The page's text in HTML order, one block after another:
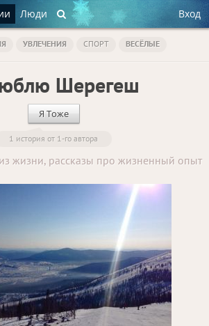
Люди Вход
УВЛЕЧЕНИЯ СПОРТ ВЕСЁЛЫЕ
Шерегеш
Я Тоже
1 история от 1-го автора
жизни, рассказы про жизненный опыт